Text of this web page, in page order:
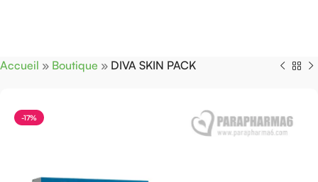
Accueil » Boutique » DIVA SKIN PACK
-17%